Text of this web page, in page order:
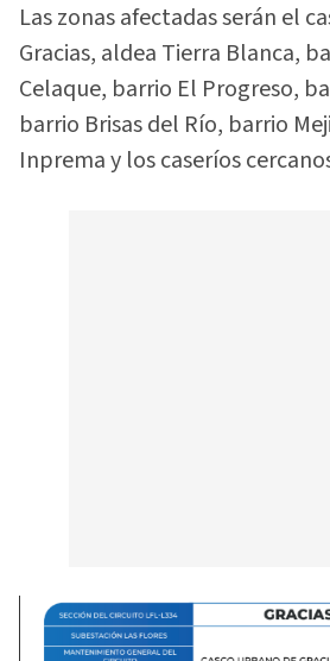
Las zonas afectadas serán el
Gracias, aldea Tierra Blanca,
Celaque, barrio El Progreso,
barrio Brisas del Río, barrio
Inprema y los caseríos